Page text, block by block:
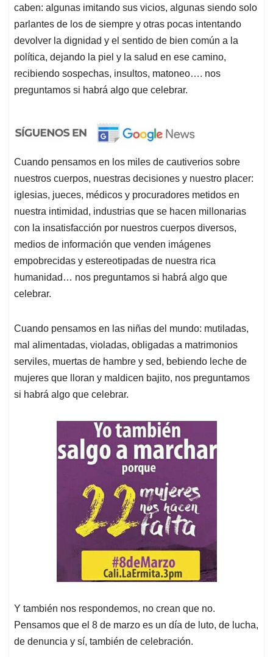
caben: algunas imitando sus vicios, algunas siendo solo
parlantes de los de siempre y otras pocas intentando
devolver la dignidad y el sentido de bien común a la
política, dejando la piel y la salud en ese camino,
recibiendo sospechas, insultos, matoneo…. nos
preguntamos si habrá algo que celebrar.
Cuando pensamos en los miles de cautiverios sobre
nuestros cuerpos, nuestras decisiones y nuestro placer:
iglesias, jueces, médicos y procuradores metidos en
nuestra intimidad, industrias que se hacen millonarias
con la insatisfacción por nuestros cuerpos diversos,
medios de información que venden imágenes
empobrecidas y estereotipadas de nuestra rica
humanidad… nos preguntamos si habrá algo que
celebrar.
Cuando pensamos en las niñas del mundo: mutiladas,
mal alimentadas, violadas, obligadas a matrimonios
serviles, muertas de hambre y sed, bebiendo leche de
mujeres que lloran y maldicen bajito, nos preguntamos
si habrá algo que celebrar.
Y también nos respondemos, no crean que no.
Pensamos que el 8 de marzo es un día de luto, de lucha,
de denuncia y sí, también de celebración.